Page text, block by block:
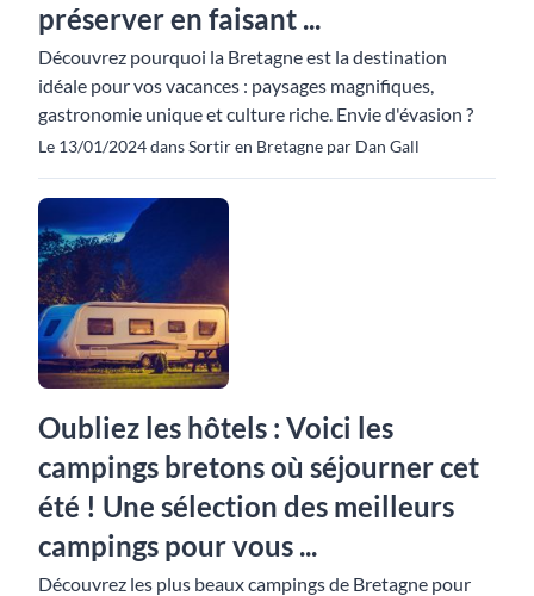
préserver en faisant ...
Découvrez pourquoi la Bretagne est la destination
idéale pour vos vacances : paysages magnifiques,
gastronomie unique et culture riche. Envie d'évasion ?
Le 13/01/2024 dans Sortir en Bretagne par Dan Gall
Oubliez les hôtels : Voici les
campings bretons où séjourner cet
été ! Une sélection des meilleurs
campings pour vous ...
Découvrez les plus beaux campings de Bretagne pour